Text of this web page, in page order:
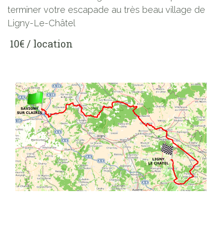
terminer votre escapade au très beau village de
Ligny-Le-Châtel
10€ / location